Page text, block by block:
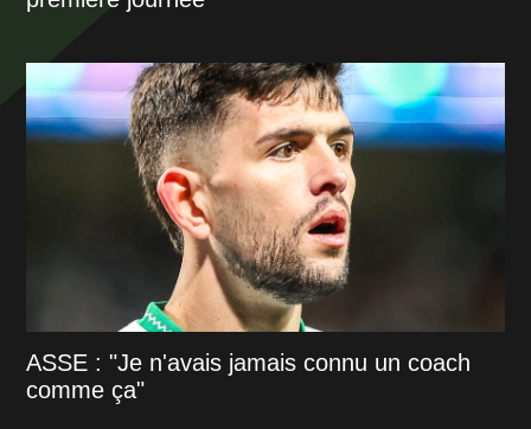
ASSE : "Je n'avais jamais connu un coach
comme ça"